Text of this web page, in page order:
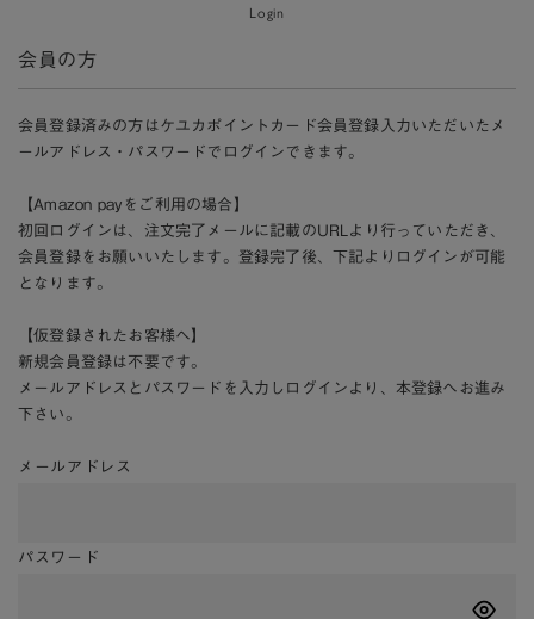
Login
会員の方
会員登録済みの方はケユカポイントカード会員登録入力いただいたメ
ールアドレス・パスワードでログインできます。
【Amazon payをご利用の場合】
初回ログインは、注文完了メールに記載のURLより行っていただき、
会員登録をお願いいたします。登録完了後、下記よりログインが可能
となります。
【仮登録されたお客様へ】
新規会員登録は不要です。
メールアドレスとパスワードを入力しログインより、本登録へお進み
下さい。
メールアドレス
パスワード